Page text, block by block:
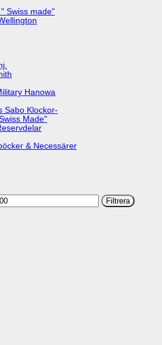
Swiss made"
Hanowa
Sabo Klockor-
Made"
& Necessärer
Filtrera